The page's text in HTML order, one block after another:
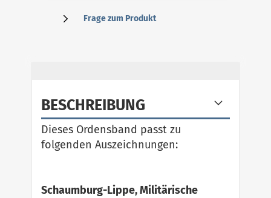
Frage zum Produkt
BESCHREIBUNG
Dieses Ordensband passt zu
folgenden Auszeichnungen:
Schaumburg-Lippe, Militärische